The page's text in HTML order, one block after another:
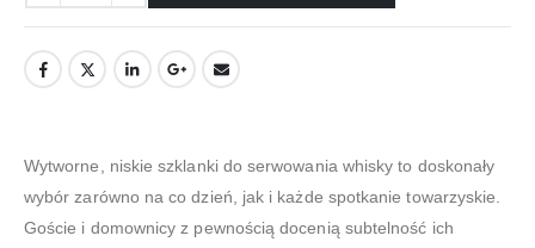
Wytworne, niskie szklanki do serwowania whisky to doskonały
wybór zarówno na co dzień, jak i każde spotkanie towarzyskie.
Goście i domownicy z pewnością docenią subtelność ich